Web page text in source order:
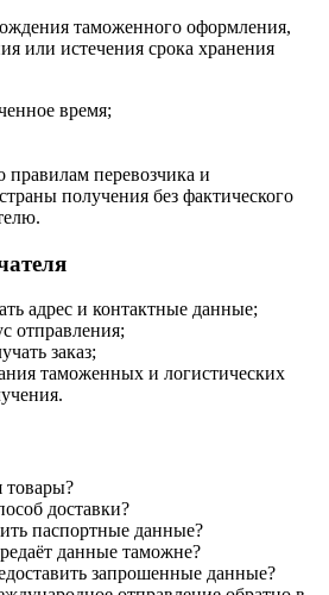
таможенного оформления,
или истечения срока хранения
время;
правилам перевозчика и
получения без фактического
адрес и контактные данные;
отправления;
заказ;
таможенных и логистических
товары?
доставки?
паспортные данные?
данные таможне?
запрошенные данные?